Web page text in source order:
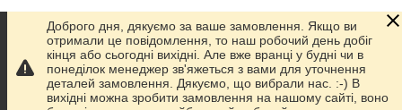
Повна версія сайту
Сайт створено на маркетплейсіProm.ua
Доброго дня, дякуємо за ваше замовлення. Якщо ви
отримали це повідомлення, то наш робочий день добіг
кінця або сьогодні вихідні. Але вже вранці у будні чи в
понеділок менеджер зв'яжеться з вами для уточнення
деталей замовлення. Дякуємо, що вибрали нас. :-) В
вихідні можна зробити замовлення на нашому сайті, воно